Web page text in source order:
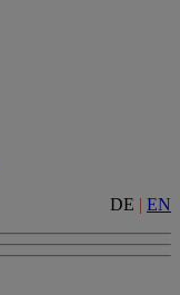
DE | EN